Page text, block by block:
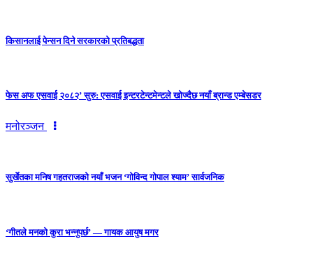
किसानलाई पेन्सन दिने सरकारको प्रतिबद्धता
फेस अफ एसवाई २०८२’ सुरु: एसवाई इन्टरटेन्टमेन्टले खोज्दैछ नयाँ ब्रान्ड एम्बेसडर
मनोरञ्जन
सुर्खेतका मनिष गहतराजको नयाँ भजन ‘गोविन्द गोपाल श्याम’ सार्वजनिक
‘गीतले मनको कुरा भन्नुपर्छ’ — गायक आयुष मगर